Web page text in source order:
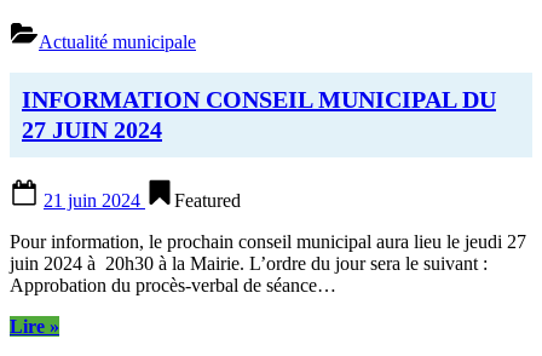
MUNICIPAL
DU
25
SEPTEMBRE
2024”
Actualité municipale
INFORMATION CONSEIL MUNICIPAL DU
27 JUIN 2024
on
21 juin 2024
Featured
Pour information, le prochain conseil municipal aura lieu le jeudi 27
juin 2024 à 20h30 à la Mairie. L’ordre du jour sera le suivant :
Approbation du procès-verbal de séance…
Lire“INFORMATION
»